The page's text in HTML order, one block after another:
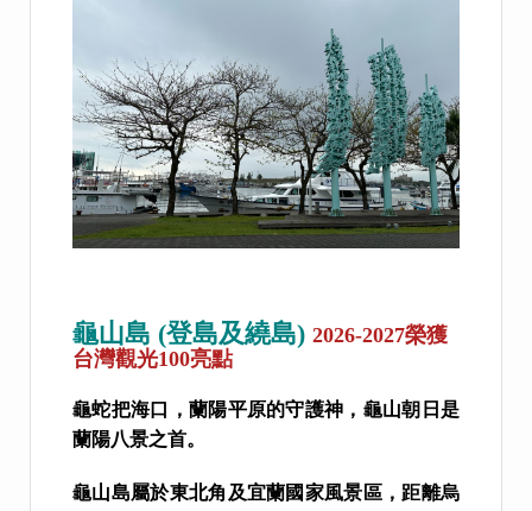
龜山島 (登島及繞島) 2026-2027榮獲
台灣觀光100亮點
龜蛇把海口，蘭陽平原的守護神，龜山朝日是
蘭陽八景之首。
龜山島屬於東北角及宜蘭國家風景區，距離烏